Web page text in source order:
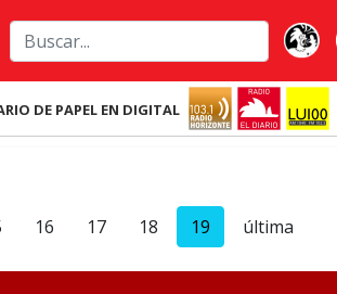
DE PAPEL EN DIGITAL
16 17 18 19 última